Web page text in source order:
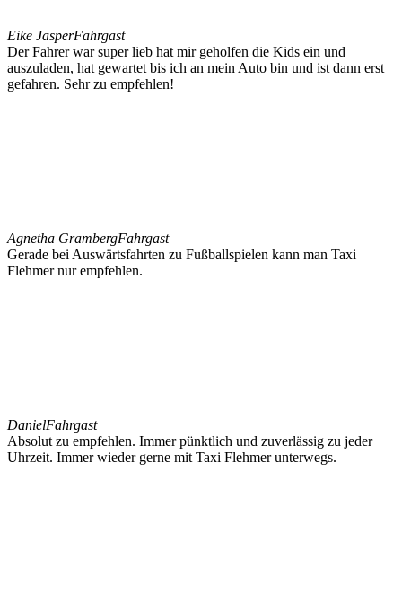
Eike JasperFahrgast
Der Fahrer war super lieb hat mir geholfen die Kids ein und
auszuladen, hat gewartet bis ich an mein Auto bin und ist dann erst
gefahren. Sehr zu empfehlen!
Agnetha GrambergFahrgast
Gerade bei Auswärtsfahrten zu Fußballspielen kann man Taxi
Flehmer nur empfehlen.
DanielFahrgast
Absolut zu empfehlen. Immer pünktlich und zuverlässig zu jeder
Uhrzeit. Immer wieder gerne mit Taxi Flehmer unterwegs.